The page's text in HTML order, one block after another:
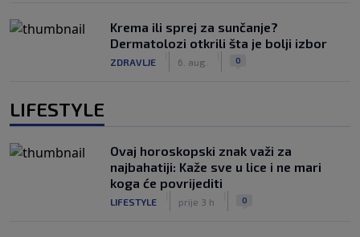
Krema ili sprej za sunčanje?
Dermatolozi otkrili šta je bolji izbor
ZDRAVLJE 6. aug. 0
LIFESTYLE
Ovaj horoskopski znak važi za
najbahatiji: Kaže sve u lice i ne mari
koga će povrijediti
LIFESTYLE prije 3 h 0